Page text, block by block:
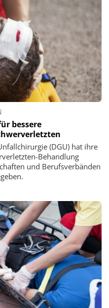
bessere
(DGU) hat ihre
Behandlung
und Berufsverbänden